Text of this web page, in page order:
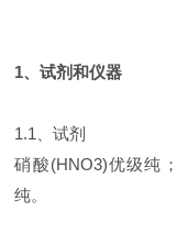
1、试剂和仪器
1.1、试剂
硝酸(HNO3)优级纯
纯。